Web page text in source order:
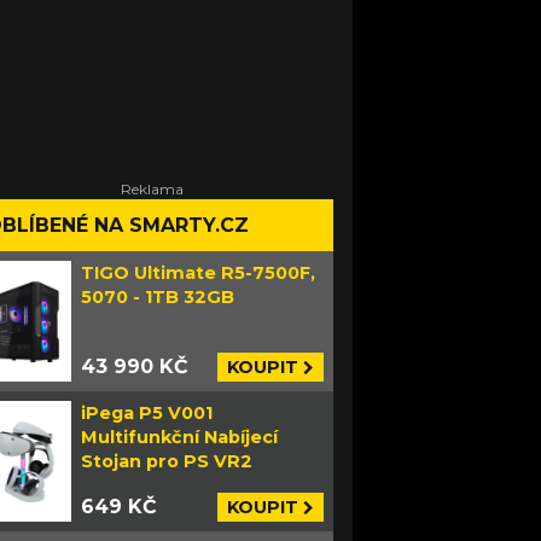
NA SMARTY.CZ
TIGO Ultimate R5-7500F,
5070 - 1TB 32GB
43 990 KČ KOUPIT
iPega P5 V001
Multifunkční Nabíjecí
Stojan pro PS VR2
649 KČ KOUPIT